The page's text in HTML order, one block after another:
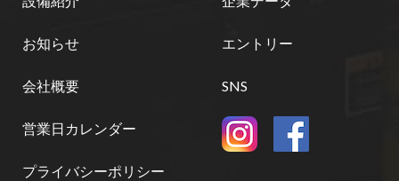
お知らせ
会社概要
営業日カレンダー
プライバシーポリシー
エントリー
SNS